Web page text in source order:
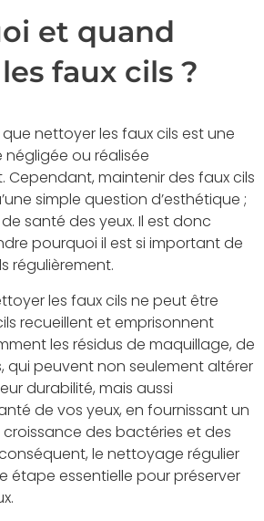
et quand
faux cils ?
nettoyer les faux cils est une
ou réalisée
Cependant, maintenir des faux cils
simple question d’esthétique ;
santé des yeux. Il est donc
pourquoi il est si important de
régulièrement.
les faux cils ne peut être
recueillent et emprisonnent
les résidus de maquillage, de
qui peuvent non seulement altérer
durabilité, mais aussi
de vos yeux, en fournissant un
des bactéries et des
le nettoyage régulier
étape essentielle pour préserver